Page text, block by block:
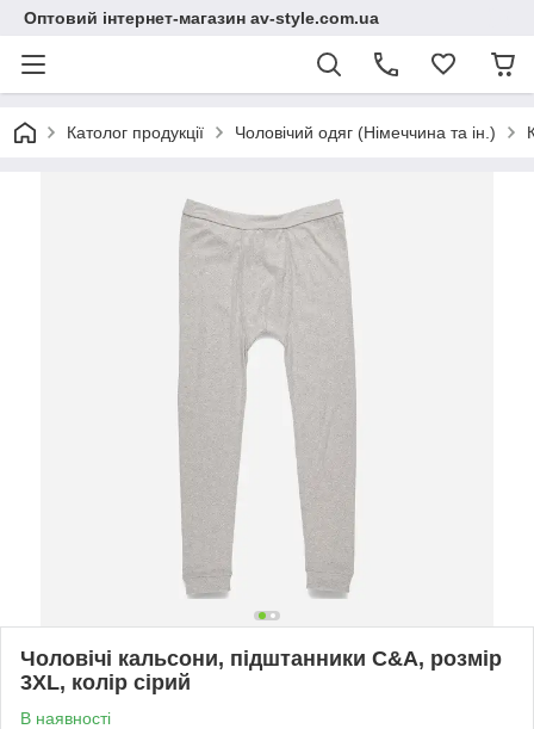
Оптовий інтернет-магазин av-style.com.ua
Католог продукції Чоловічий одяг (Німеччина та ін.)
Чоловічі кальсони, підштанники C&A, розмір
3XL, колір сірий
В наявності